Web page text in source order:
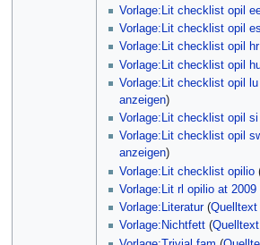
Vorlage:Lit checklist opil
Vorlage:Lit checklist opil es
Vorlage:Lit checklist opil hr
Vorlage:Lit checklist opil
Vorlage:Lit checklist opil lu
anzeigen)
Vorlage:Lit checklist opil si
Vorlage:Lit checklist opil
anzeigen)
Vorlage:Lit checklist opilio
Vorlage:Lit rl opilio at 2009
Vorlage:Literatur(Quelltext
Vorlage:Nichtfett (